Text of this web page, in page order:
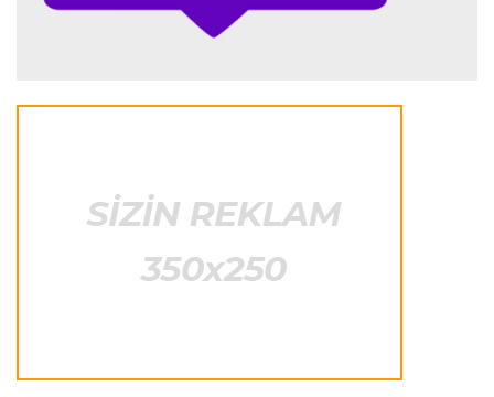
Şumaxerlə müqayisə etdi
PSJ “Mançester Yunayted”lə heç-heçə etdi